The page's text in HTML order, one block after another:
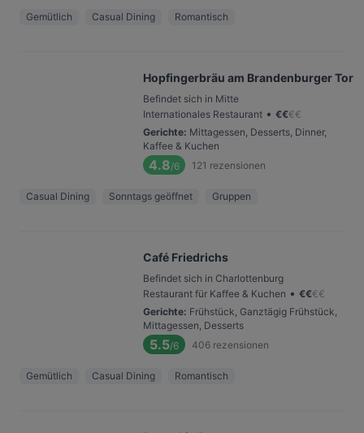
Gemütlich Casual Dining Romantisch
Hopfingerbräu am Brandenburger Tor
Befindet sich in Mitte
Internationales Restaurant • €€€€
Gerichte: Mittagessen, Desserts, Dinner,
Kaffee & Kuchen
4.8/6 121 rezensionen
Casual Dining Sonntags geöffnet Gruppen
Café Friedrichs
Befindet sich in Charlottenburg
Restaurant für Kaffee & Kuchen • €€€€
Gerichte: Frühstück, Ganztägig Frühstück,
Mittagessen, Desserts
5.5/6 406 rezensionen
Gemütlich Casual Dining Romantisch